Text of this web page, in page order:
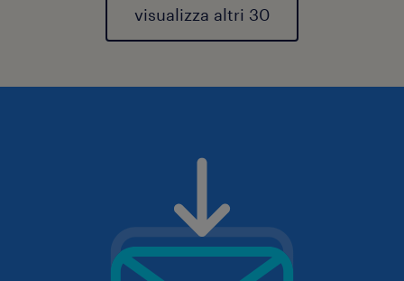
visualizza altri 30